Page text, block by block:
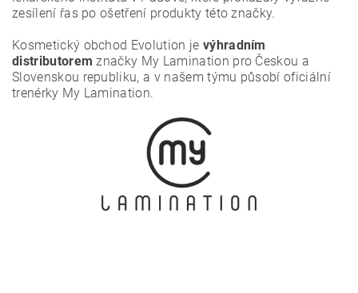
zesílení řas po ošetření produkty této značky.
Kosmetický obchod Evolution je výhradním
distributorem značky My Lamination pro Českou a
Slovenskou republiku, a v našem týmu působí oficiální
trenérky My Lamination.